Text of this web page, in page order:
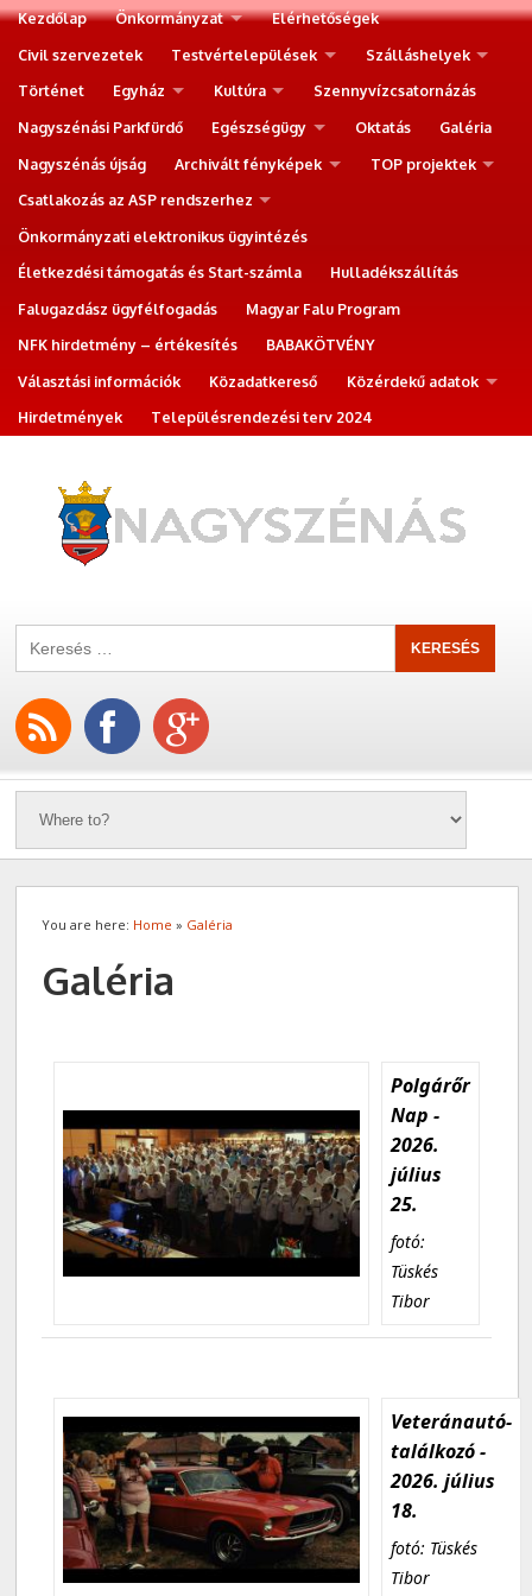
Kezdőlap Önkormányzat
Elérhetőségek
Civil szervezetek
Testvértelepülések
Szálláshelyek
Történet
Egyház Kultúra
Szennyvízcsatornázás
Nagyszénási Parkfürdő
Egészségügy Oktatás
Galéria
Nagyszénás újság
Archivált fényképek
TOP projektek
Csatlakozás az ASP rendszerhez
Önkormányzati elektronikus ügyintézés
Életkezdési támogatás és Start-számla
Hulladékszállítás
Falugazdász ügyfélfogadás
Magyar Falu Program
NFK hirdetmény – értékesítés
BABAKÖTVÉNY
Választási információk
Közadatkereső
Közérdekű adatok
Hirdetmények
Településrendezési terv 2024
You are here: Home » Galéria
Galéria
Polgárőr
Nap -
2026.
július
25.
fotó:
Tüskés
Tibor
Veteránautó-
találkozó -
2026. július
18.
fotó: Tüskés
Tibor